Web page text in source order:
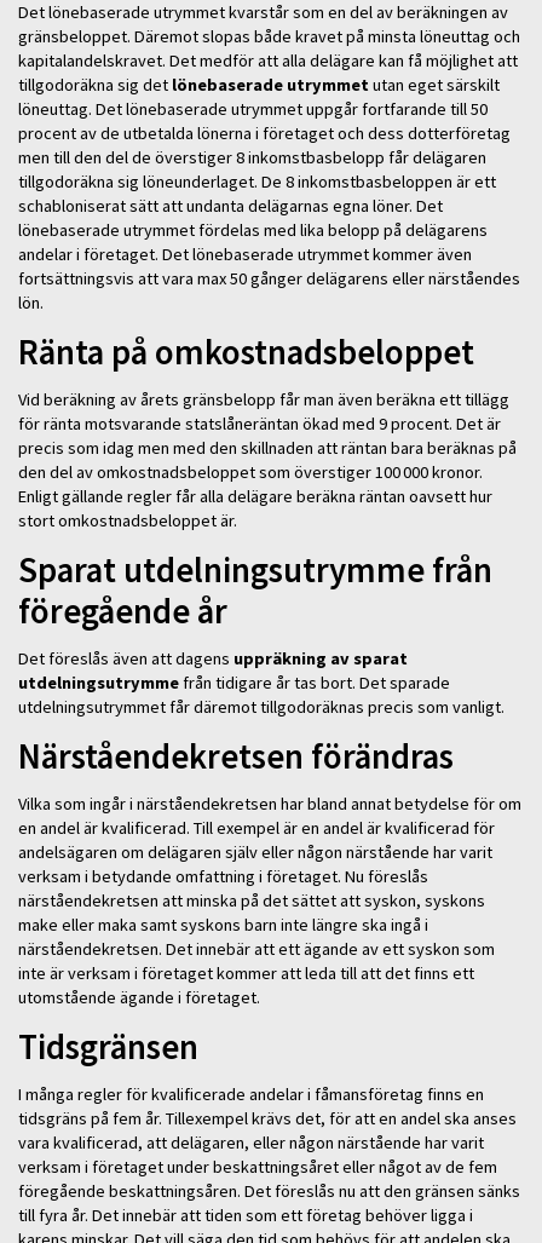
Det lönebaserade utrymmet kvarstår som en del av beräkningen av
gränsbeloppet. Däremot slopas både kravet på minsta löneuttag och
kapitalandelskravet. Det medför att alla delägare kan få möjlighet att
tillgodoräkna sig det lönebaserade utrymmetutan eget särskilt
löneuttag. Det lönebaserade utrymmet uppgår fortfarande till 50
procent av de utbetalda lönerna i företaget och dess dotterföretag
men till den del de överstiger 8 inkomstbasbelopp får delägaren
tillgodoräkna sig löneunderlaget. De 8 inkomstbasbeloppen är ett
schabloniserat sätt att undanta delägarnas egna löner. Det
lönebaserade utrymmet fördelas med lika belopp på delägarens
andelar i företaget. Det lönebaserade utrymmet kommer även
fortsättningsvis att vara max 50 gånger delägarens eller närståendes
lön.
Ränta på omkostnadsbeloppet
Vid beräkning av årets gränsbelopp får man även beräkna ett tillägg
förränta motsvarande statslåneräntan ökad med 9 procent. Det är
precis som idag men med den skillnaden att räntan bara beräknas på
den del av omkostnadsbeloppet som överstiger 100 000 kronor.
Enligt gällande regler får alla delägare beräkna räntan oavsett hur
stort omkostnadsbeloppet är.
Sparat utdelningsutrymme från
föregående år
Det föreslås även att dagens uppräkning av sparat
utdelningsutrymmefrån tidigare år tas bort. Det sparade
utdelningsutrymmet får däremot tillgodoräknas precis som vanligt.
Närståendekretsen förändras
Vilka som ingår i närståendekretsen har bland annat betydelse för om
en andel är kvalificerad. Till exempel är en andel är kvalificerad för
andelsägaren om delägaren själv eller någon närstående har varit
verksam i betydande omfattning i företaget. Nu föreslås
närståendekretsen att minska på det sättet att syskon, syskons
make eller maka samt syskons barn inte längre ska ingå i
närståendekretsen. Det innebär att ett ägande av ett syskon som
inte är verksam i företaget kommer att leda till att det finns ett
utomstående ägande i företaget.
Tidsgränsen
I många regler för kvalificerade andelar i fåmansföretag finns en
tidsgräns på fem år. Tillexempel krävs det, för att en andel ska anses
vara kvalificerad, att delägaren, eller någon närstående har varit
verksam i företaget under beskattningsåret eller något av de fem
föregående beskattningsåren. Det föreslås nu att den gränsen sänks
till fyra år. Det innebär att tiden som ett företag behöver ligga i